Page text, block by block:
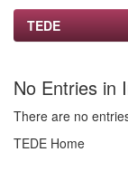
TEDE
No Entries in
There are no
TEDE Home